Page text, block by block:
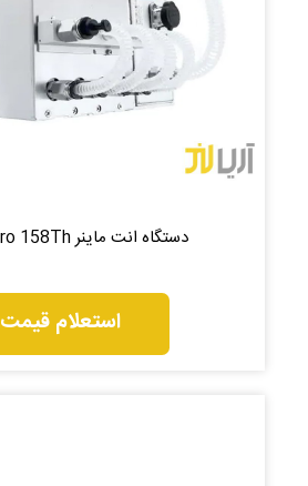
دستگاه انت ماینر S19 Hydro 158Th
استعلام قیمت